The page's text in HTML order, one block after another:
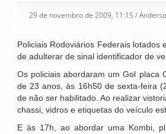
29 de novembro de 2009, 11:15 /
Policiais Rodoviários Federais
de adulterar de sinal identificador de
Os policiais abordaram um Gol placa
de 23 anos, às 16h50 de sexta-feira
de não ser habilitado. Ao realizar
chassi, vidros e etiquetas do veículo
E às 17h, ao abordar uma Kombi,